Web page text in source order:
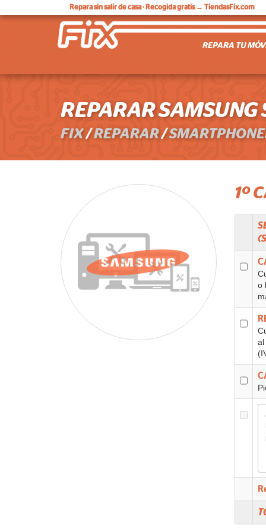
Repara sin salir de casa· Recogida gratis → TiendasFix.com
REPARA TU
REPARAR SAMSUNG
FIX/REPARAR/
1º
o
al